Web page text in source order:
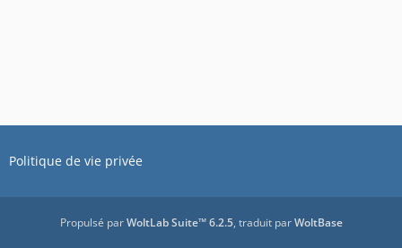
Politique de vie privée
Propulsé parWoltLab Suite™ 6.2.5, traduit parWoltBase